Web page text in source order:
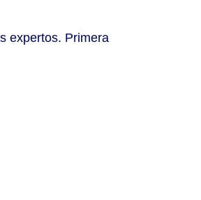
expertos. Primera